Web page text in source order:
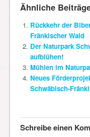
Ähnliche
Rückkehr der
Fränkischer Wald
Der Naturpark
aufblühen!
Mühlen im
Neues
Schwäbisch-
Schreibe einen